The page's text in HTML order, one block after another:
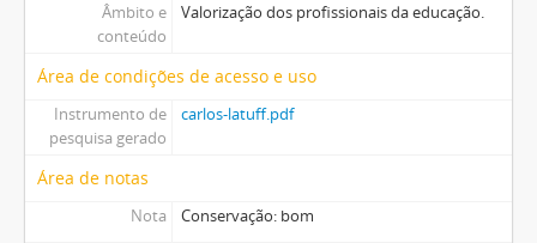
Âmbito e
conteúdo
Valorização dos profissionais da educação.
Área de condições de acesso e uso
Instrumento de
pesquisa gerado
carlos-latuff.pdf
Área de notas
Nota Conservação: bom